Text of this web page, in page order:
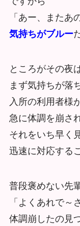
「あー、またあ
気持ちがブルー
ところがその夜
まず気持ちが落
入所の利用者様
急に体調を崩さ
それをいち早く
迅速に対応する
普段褒めない先
「よくあれで～
体調崩したの見